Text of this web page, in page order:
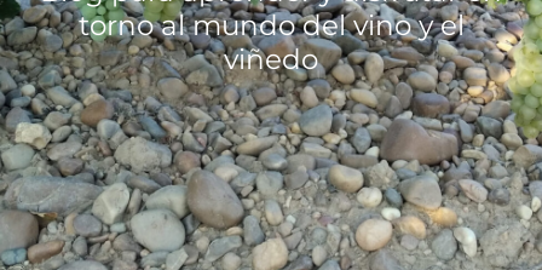
torno al mundo del vino y el
viñedo